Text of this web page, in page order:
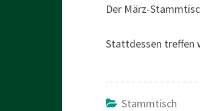
Der März-
Stattdessen treffen
Stammtisch